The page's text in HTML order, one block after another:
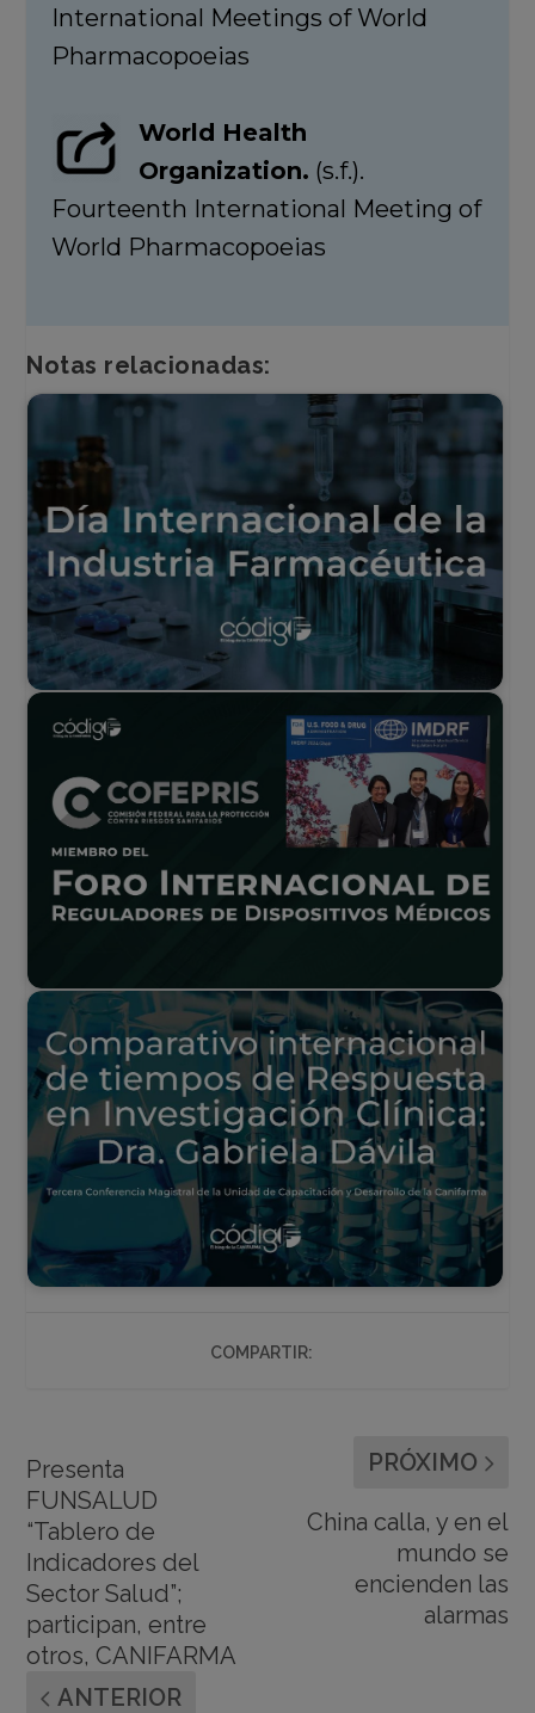
International Meetings of World
Pharmacopoeias
World Health
Organization. (s.f.).
Fourteenth International Meeting of
World Pharmacopoeias
Notas relacionadas:
COMPARTIR:
Presenta
FUNSALUD
“Tablero de
Indicadores del
Sector Salud”;
participan, entre
otros, CANIFARMA
ANTERIOR
PRÓXIMO
China calla, y en el
mundo se
encienden las
alarmas